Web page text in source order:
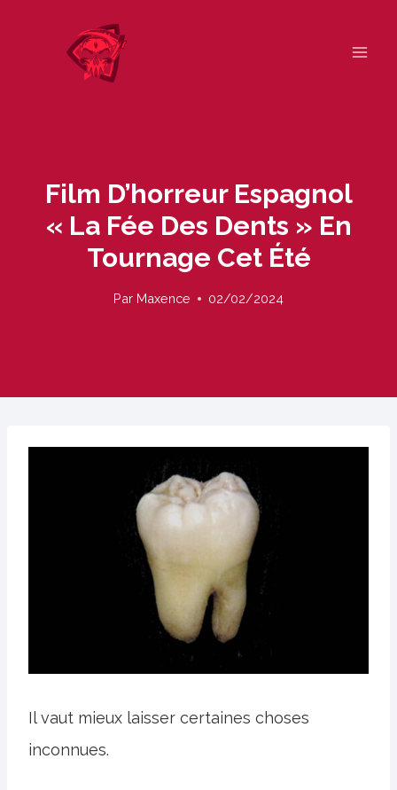
Film D’horreur Espagnol
« La Fée Des Dents » En
Tournage Cet Été
Par Maxence 02/02/2024
Il vaut mieux laisser certaines choses
inconnues.